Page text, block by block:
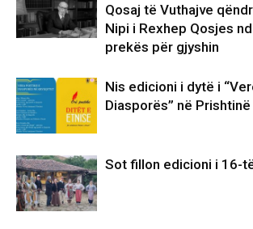
Qosaj të Vuthajve
Nipi i Rexhep Qosjes
prekës për gjyshin
Nis edicioni i dytë i
Diasporës” në Prishtinë
Sot fillon edicioni i 16-